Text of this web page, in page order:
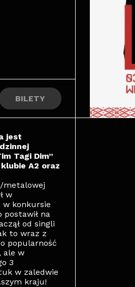
BILETY
jest
Tagi Dim”
A2 oraz
metalowej
w
konkursie
postawił na
od singli
to wraz z
popularność
ale w
3
w zaledwie
kraju!